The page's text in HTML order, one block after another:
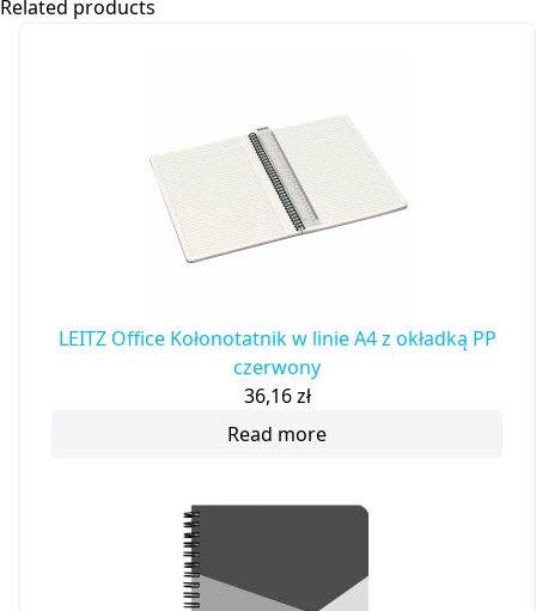
Related products
LEITZ Office Kołonotatnik w linie A4 z okładką PP
czerwony
36,16zł
Read more